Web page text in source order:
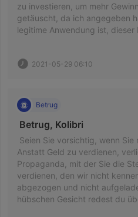
zu investieren, um mehr
getäuscht, da ich angegeben
legitime Anwendung ist,
sei, zu zahlen und den Betrag
Bewertungen, dass Sie immer
Hilfe bitte
2021-05-29 06:10
Betrug
Seien Sie vorsichtig, wenn Sie
Anstatt Geld zu verdienen,
Propaganda, mit der Sie die
verdienen, den wir nicht
abgezogen und nicht
hübschen Gesicht redest du